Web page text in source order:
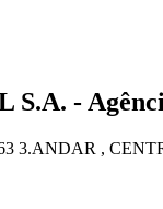
-
3.ANDAR ,